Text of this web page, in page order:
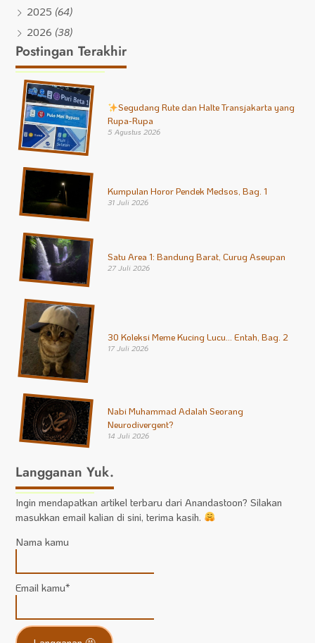
2025 (64)
2026 (38)
Postingan Terakhir
Segudang Rute dan Halte Transjakarta yang
Rupa-Rupa
5 Agustus 2026
Kumpulan Horor Pendek Medsos, Bag. 1
31 Juli 2026
Satu Area 1: Bandung Barat, Curug Aseupan
27 Juli 2026
30 Koleksi Meme Kucing Lucu… Entah, Bag. 2
17 Juli 2026
Nabi Muhammad Adalah Seorang
Neurodivergent?
14 Juli 2026
Langganan Yuk.
Ingin mendapatkan artikel terbaru dari Anandastoon? Silakan
masukkan email kalian di sini, terima kasih.
Nama kamu
Email kamu*